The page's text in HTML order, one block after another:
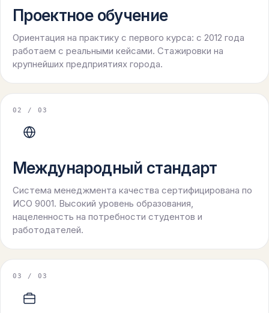
Проектное обучение
Ориентация на практику с первого курса: с 2012 года
работаем с реальными кейсами. Стажировки на
крупнейших предприятиях города.
02 / 03
Международный стандарт
Система менеджмента качества сертифицирована по
ИСО 9001. Высокий уровень образования,
нацеленность на потребности студентов и
работодателей.
03 / 03